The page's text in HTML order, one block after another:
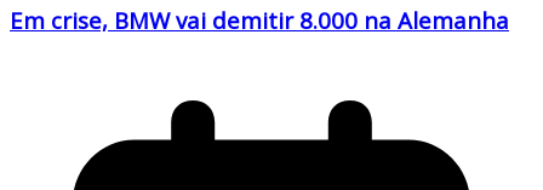
Em crise, BMW vai demitir 8.000 na Alemanha